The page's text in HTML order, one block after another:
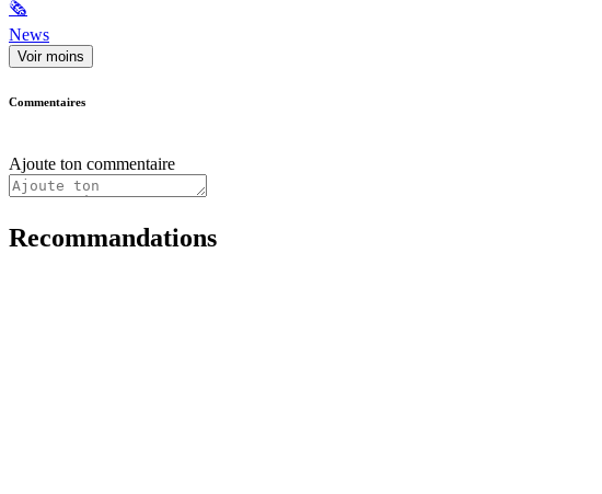
🗞
News
Voir moins
Commentaires
Ajoute ton commentaire
Recommandations